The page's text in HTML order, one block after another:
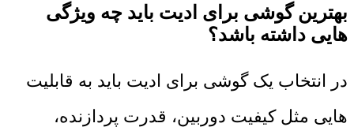
بهترین گوشی برای ادیت باید چه ویژگی
هایی داشته باشد؟
در انتخاب یک گوشی برای ادیت باید به قابلیت
هایی مثل کیفیت دوربین، قدرت پردازنده،